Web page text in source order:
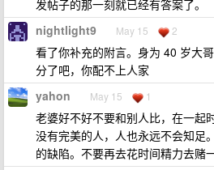
发帖子的那一刻就已经有答案了。
nightlight9 May 15 2
看了你补充的附言。身为 40 岁大哥
分了吧，你配不上人家
yahon May 15 1
老婆好不好不要和别人比，在一起
没有完美的人，人也永远不会知足
的缺陷。不要再去花时间精力去赌